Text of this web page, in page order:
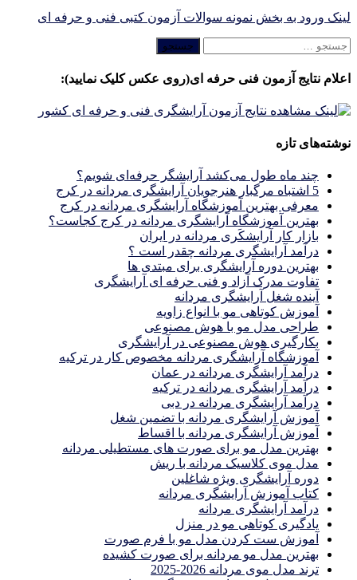
لینک ورود به بخش نمونه سوالات آزمون کتبی فنی و حرفه ای
جستجو
اعلام نتایج آزمون فنی حرفه ای(روی عکس کلیک نمایید):
نوشته‌های تازه
چند ماه طول می‌کشد آرایشگر حرفه‌ای شویم؟
5 اشتباه مرگبار هنرجویان آرایشگری مردانه در کرج
معرفی بهترین آموزشگاه آرایشگری مردانه در کرج
بهترین آموزشگاه آرایشگری مردانه در کرج کجاست؟
بازار كار آرايشكَرى مردانه در ايران
درآمد آرایشگری مردانه چقدر است ؟
بهترین دوره آرایشگری برای مبتدی ها
تفاوت مدرک آزاد و فنی حرفه ای آرایشگری
آینده شغل آرایشگری مردانه
آموزش کوتاهی مو با انواع زاویه
طراحی مدل مو با هوش مصنوعی
بکارگیری هوش مصنوعی در آرایشگری
آموزشگاه آرایشگری مردانه مخصوص کار در ترکیه
درآمد آرایشگری مردانه در عمان
درآمد آرایشگری مردانه در ترکیه
درآمد آرایشگری مردانه در دبی
آموزش آرایشگری مردانه با تضمین شغل
آموزش آرایشگری مردانه با اقساط
بهترین مدل مو برای صورت های مستطیلی مردانه
مدل موی کلاسیک مردانه با ریش
دوره آرایشگری ویژه شاغلین
کتاب آموزش آرایشگری مردانه
درآمد آرایشگری مردانه
یادگیری كوتاهى مو در منزل
آموزش ست كردن مدل مو با فرم صورت
بهترین مدل مو مردانه برای صورت کشیده
ترند مدل موی مردانه 2026-2025